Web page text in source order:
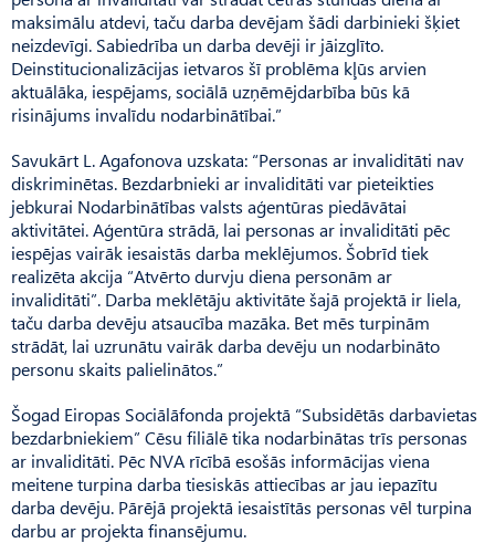
maksimālu atdevi, taču darba devējam šādi darbinieki šķiet
neizdevīgi. Sabiedrība un darba devēji ir jāizglīto.
Deinstitucionalizācijas ietvaros šī problēma kļūs arvien
aktuālāka, iespējams, sociālā uzņēmējdarbība būs kā
risinājums invalīdu nodarbinātībai.”
Savukārt L. Agafonova uzskata: “Personas ar invaliditāti nav
diskriminētas. Bezdarbnieki ar invaliditāti var pieteikties
jebkurai Nodarbinātības valsts aģentūras piedāvātai
aktivitātei. Aģentūra strādā, lai personas ar invaliditāti pēc
iespējas vairāk iesaistās darba meklējumos. Šobrīd tiek
realizēta akcija “Atvērto durvju diena personām ar
invaliditāti”. Darba mek­lētāju aktivitāte šajā projektā ir liela,
taču darba devēju atsaucība mazāka. Bet mēs turpinām
strādāt, lai uzrunātu vairāk darba devēju un nodarbināto
personu skaits palielinātos.”
Šogad Eiropas Sociālāfonda projektā “Subsidētās darbavietas
bezdarbniekiem” Cēsu filiālē tika nodarbinātas trīs personas
ar invaliditāti. Pēc NVA rīcībā esošās informācijas viena
meitene turpina darba tiesiskās attiecības ar jau iepazītu
darba devēju. Pārējā projektā iesaistītās personas vēl turpina
darbu ar projekta finansējumu.